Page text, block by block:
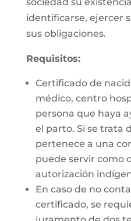
identificarse, ejercer
sus obligaciones.
Requisitos:
Certificado de
médico, centro
persona que haya
el parto. Si se trata
pertenece a una
puede servir como
autorización
En caso de no
certificado, se